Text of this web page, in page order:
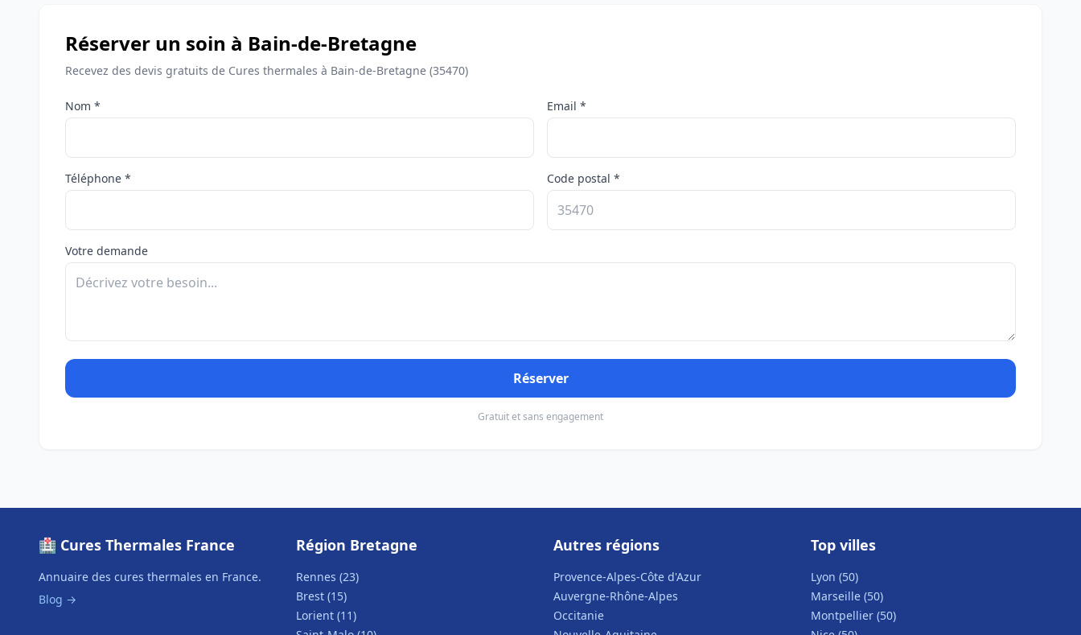
Réserver un soin à Bain-de-Bretagne
Recevez des devis gratuits de Cures thermales à Bain-de-Bretagne (35470)
Nom * Email *
Téléphone * Code postal *
Votre demande
Réserver
Gratuit et sans engagement
🏥 Cures Thermales France
Annuaire des cures thermales en France.
Blog →
Région Bretagne
Rennes (23)
Brest (15)
Lorient (11)
Autres régions
Provence-Alpes-Côte d'Azur
Auvergne-Rhône-Alpes
Occitanie
Top villes
Lyon (50)
Marseille (50)
Montpellier (50)